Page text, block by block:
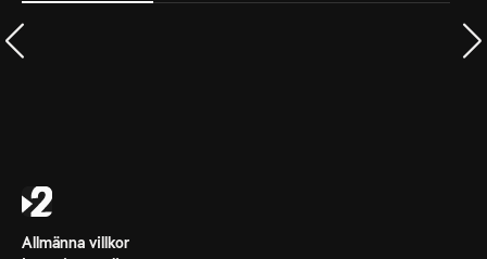
Allmänna villkor